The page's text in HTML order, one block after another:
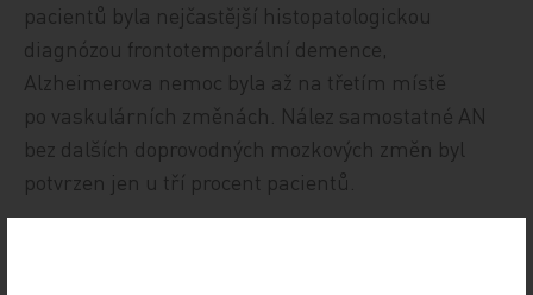
pacientů byla nejčastější histopatologickou
diagnózou frontotemporální demence,
Alzheimerova nemoc byla až na třetím místě
po vaskulárních změnách. Nález samostatné AN
bez dalších doprovodných mozkových změn byl
potvrzen jen u tří procent pacientů.